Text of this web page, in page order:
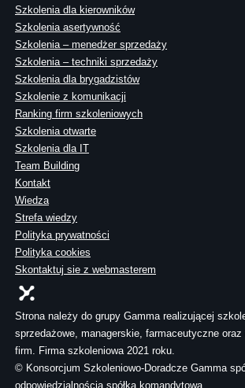
Szkolenia dla kierowników
Szkolenia asertywność
Szkolenia – menedżer sprzedaży
Szkolenia – techniki sprzedaży
Szkolenia dla brygadzistów
Szkolenie z komunikacji
Ranking firm szkoleniowych
Szkolenia otwarte
Szkolenia dla IT
Team Building
Kontakt
Wiedza
Strefa wiedzy
Polityka prywatności
Polityka cookies
Skontaktuj sie z webmasterem
Strona należy do grupy Gamma realizującej
sprzedażowe, managerskie, farmaceutyczne
firm. Firma szkoleniowa 2021 roku.
© Konsorcjum Szkoleniowo-Doradcze Gamma
odpowiedzialnością spółka komandytowa